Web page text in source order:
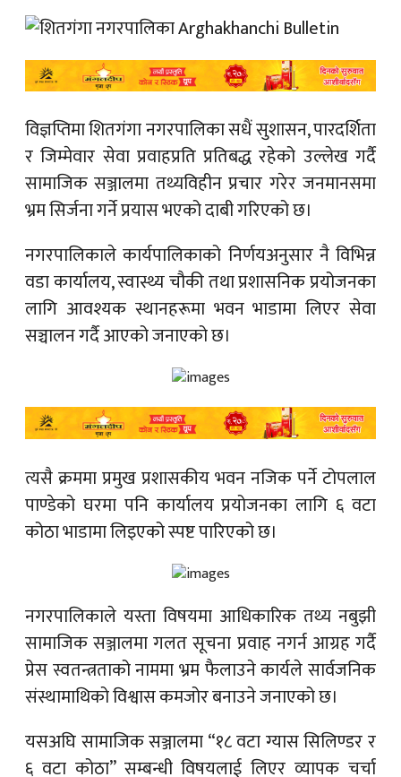
विज्ञप्तिमा शितगंगा नगरपालिका सधैं सुशासन, पारदर्शिता
र जिम्मेवार सेवा प्रवाहप्रति प्रतिबद्ध रहेको उल्लेख गर्दै
सामाजिक सञ्जालमा तथ्यविहीन प्रचार गरेर जनमानसमा
भ्रम सिर्जना गर्ने प्रयास भएको दाबी गरिएको छ।
नगरपालिकाले कार्यपालिकाको निर्णयअनुसार नै विभिन्न
वडा कार्यालय, स्वास्थ्य चौकी तथा प्रशासनिक प्रयोजनका
लागि आवश्यक स्थानहरूमा भवन भाडामा लिएर सेवा
सञ्चालन गर्दै आएको जनाएको छ।
त्यसै क्रममा प्रमुख प्रशासकीय भवन नजिक पर्ने टोपलाल
पाण्डेको घरमा पनि कार्यालय प्रयोजनका लागि ६ वटा
कोठा भाडामा लिइएको स्पष्ट पारिएको छ।
नगरपालिकाले यस्ता विषयमा आधिकारिक तथ्य नबुझी
सामाजिक सञ्जालमा गलत सूचना प्रवाह नगर्न आग्रह गर्दै
प्रेस स्वतन्त्रताको नाममा भ्रम फैलाउने कार्यले सार्वजनिक
संस्थामाथिको विश्वास कमजोर बनाउने जनाएको छ।
यसअघि सामाजिक सञ्जालमा “१८ वटा ग्यास सिलिण्डर र
६ वटा कोठा” सम्बन्धी विषयलाई लिएर व्यापक चर्चा